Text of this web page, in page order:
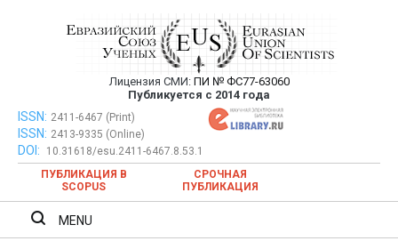
Евразийский Союз Ученых —
публикация научных статей в
ежемесячном научном журнале
Лицензия СМИ: ПИ № ФС77-63060
Публикуется с 2014 года
Евразийский Союз Ученых — публикация научных статей в
ежемесячном научном журнале
ISSN: 2411-6467 (Print)
ISSN: 2413-9335 (Online)
DOI:
10.31618/esu.2411-6467.8.53.1
ПУБЛИКАЦИЯ В
SCOPUS
СРОЧНАЯ
ПУБЛИКАЦИЯ
MENU